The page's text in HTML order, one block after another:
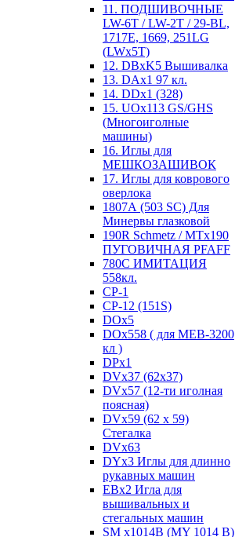
11. ПОДШИВОЧНЫЕ
LW-6T / LW-2T / 29-BL,
1717E, 1669, 251LG
(LWx5T)
12. DBxK5 Вышивалка
13. DAx1 97 кл.
14. DDx1 (328)
15. UOx113 GS/GHS
(Многоиголные
машины)
16. Иглы для
МЕШКОЗАШИВОК
17. Иглы для коврового
оверлока
1807А (503 SC) Для
Минервы глазковой
190R Schmetz / MTx190
ПУГОВИЧНАЯ PFAFF
780С ИМИТАЦИЯ
558кл.
CP-1
CP-12 (151S)
DOx5
DOx558 ( для MEB-3200
кл )
DPx1
DVx37 (62x37)
DVx57 (12-ти иголная
поясная)
DVx59 (62 x 59)
Стегалка
DVx63
DYx3 Иглы для длинно
рукавных машин
EBx2 Игла для
вышивальных и
стегальных машин
SM x1014B (MY 1014 B)